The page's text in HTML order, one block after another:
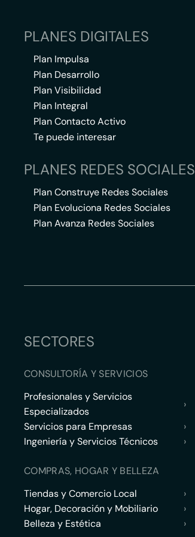
PLANES DIGITALES
Plan Impulsa
Plan Desarrollo
Plan Visibilidad
Plan Integral
Plan Contacto Activo
Te puede interesar
PLANES REDES SOCIALES
Plan Construye Redes Sociales
Plan Evoluciona Redes Sociales
Plan Avanza Redes Sociales
SECTORES
CONSULTORÍA Y SERVICIOS
Profesionales y Servicios
Especializados
›
Servicios para Empresas
›
Ingeniería y Servicios Técnicos
›
COMPRAS, HOGAR Y BELLEZA
Tiendas y Comercio Local
›
Hogar, Decoración y Mobiliario
›
Belleza y Estética
›